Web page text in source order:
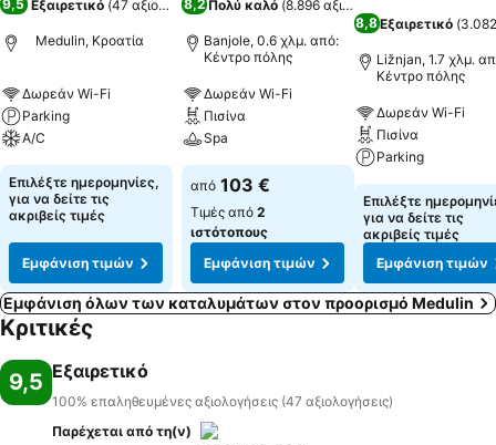
9,5 Εξαιρετικό (47 αξιολογήσεις)
Medulin, Κροατία
Δωρεάν Wi-Fi
Parking
A/C
Επιλέξτε ημερομηνίες,
για να δείτε τις
ακριβείς τιμές
Εμφάνιση τιμών
8,2 Πολύ καλό (8.896 αξιολογήσεις
Banjole, 0.6 χλμ. από:
Κέντρο πόλης
Δωρεάν Wi-Fi
Πισίνα
Spa
από 103 €
Τιμές από 2
ιστότοπους
Εμφάνιση τιμών
8,8Εξαιρετικό (3.082
Ližnjan, 1.7 χλμ.
Κέντρο πόλης
Δωρεάν Wi-Fi
Πισίνα
Parking
Επιλέξτε
για να δείτε τις
ακριβείς τιμές
Εμφάνιση τιμών
Εμφάνιση όλων των καταλυμάτων στον προορισμό Medulin
Κριτικές
9,5 Εξαιρετικό
100% επαληθευμένες αξιολογήσεις (47 αξιολογήσεις)
Παρέχεται από τη(ν)